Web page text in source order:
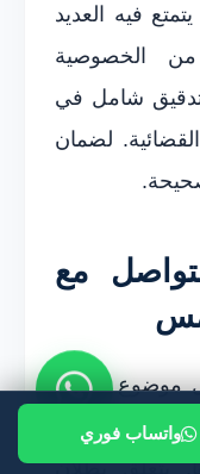
فيه العديد
من الخصوصية
شامل في
لضمان
مع
موضوعبطلان
، يمكننا تلخيص
يتعلق بطلان
واتساب فوري